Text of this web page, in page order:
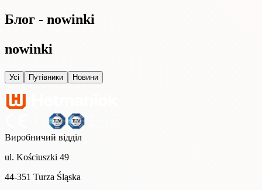
Блог - nowinki
nowinki
Усі Путівники Новини
Виробничий відділ
ul. Kościuszki 49
44-351 Turza Śląska